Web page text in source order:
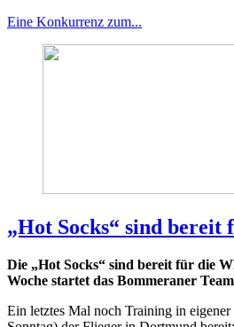
Eine Konkurrenz zum...
„Hot Socks“ sind
Die „Hot Socks“ sind bereit für die
Woche startet das Bommeraner
Ein letztes Mal noch Training in